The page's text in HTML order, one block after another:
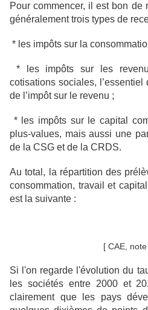
Pour commencer, il est bon
généralement trois types de
* les impôts sur la
* les impôts sur les
cotisations sociales,
de l’impôt sur le revenu ;
* les impôts sur le capital
plus-values, mais aussi une
de la CSG et de la CRDS.
Au total, la répartition des
consommation, travail et
est la suivante :
[ CAE, note
Si l'on regarde l'évolution du
les sociétés entre 2000 et
clairement que les pays